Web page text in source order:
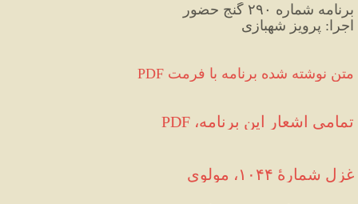
برنامه شماره ۲۹۰ گنج حضور
اجرا: پرویز شهبازی
PDF متن نوشته شده برنامه با فرمت
تمامی اشعار این برنامه، PDF
غزل شمارهٔ ۱۰۴۴، مولوی